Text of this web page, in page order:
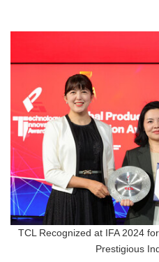
TCL Recognized at IFA 2024
Prestigious